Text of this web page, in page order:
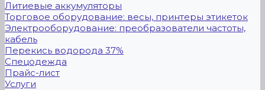
Литиевые аккумуляторы
Торговое оборудование: весы, принтеры этикеток
Электрооборудование: преобразователи частоты,
кабель
Перекись водорода 37%
Спецодежда
Прайс-лист
Услуги